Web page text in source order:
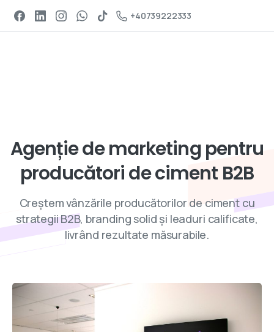
+40739222333
Agențiede marketing pentru
producătorideciment B2B
Creștem vânzările producătorilor de ciment cu
strategii B2B, branding solid și leaduri calificate,
livrând rezultate măsurabile.